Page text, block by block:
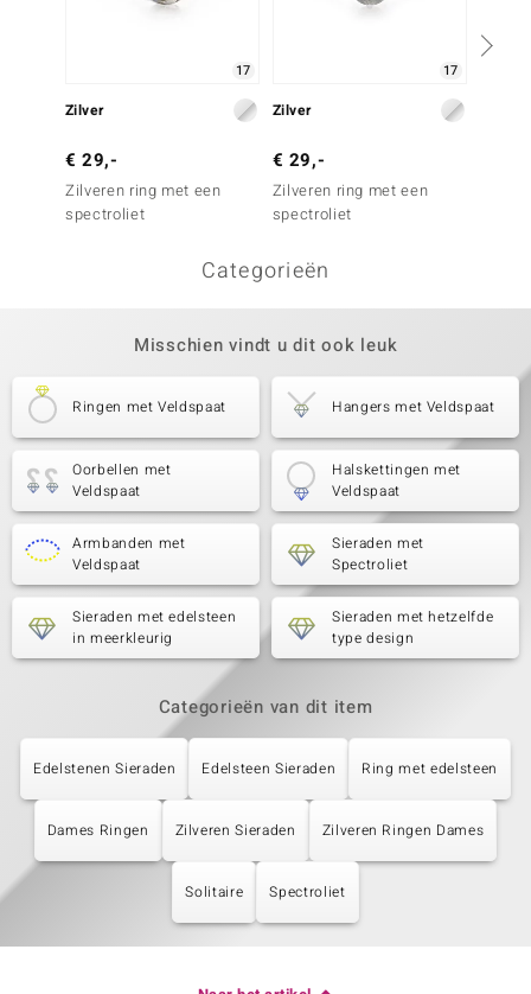
17
Zilver
€ 29,-
Zilveren ring met een
spectroliet
17
Zilver
€ 29,-
Zilveren ring met een
spectroliet
Categorieën
Misschien vindt u dit ook leuk
Ringen met Veldspaat Hangers met Veldspaat
Oorbellen met
Veldspaat
Halskettingen met
Veldspaat
Armbanden met
Veldspaat
Sieraden met
Spectroliet
Sieraden met edelsteen
in meerkleurig
Sieraden met hetzelfde
type design
Categorieën van dit item
Edelstenen Sieraden Edelsteen Sieraden Ring met edelsteen
Dames Ringen Zilveren Sieraden Zilveren Ringen Dames
Solitaire Spectroliet